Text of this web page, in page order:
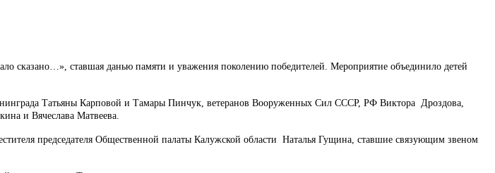
сказано…», ставшая данью памяти и уважения поколению победителей. Мероприятие объединило детей
Татьяны Карповой и Тамары Пинчук, ветеранов Вооруженных Сил СССР, РФ Виктора Дроздова,
и Вячеслава Матвеева.
председателя Общественной палаты Калужской области Наталья Гущина, ставшие связующим звеном